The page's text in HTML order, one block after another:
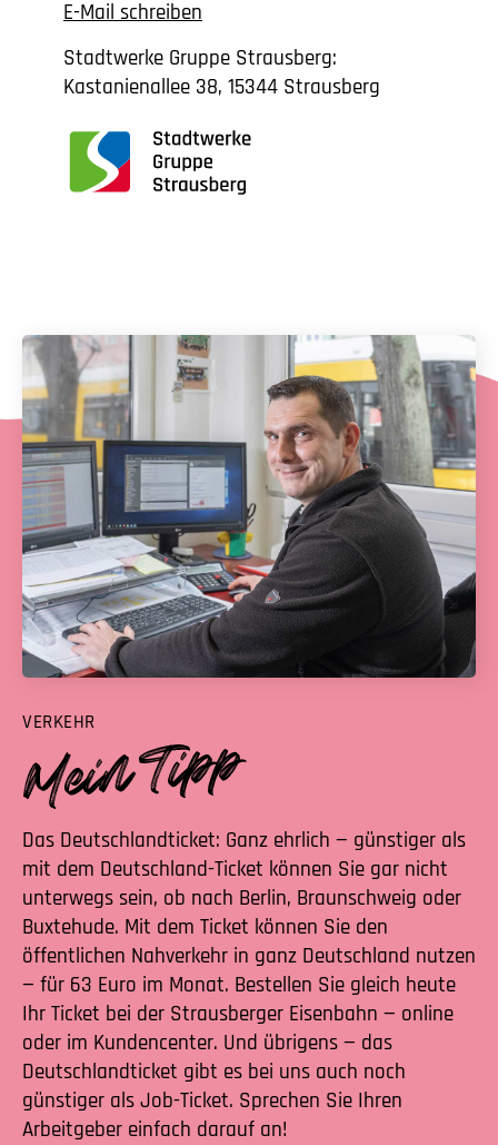
E-Mail schreiben
Stadtwerke Gruppe Strausberg:
Kastanienallee 38, 15344 Strausberg
VERKEHR
Das Deutschlandticket: Ganz ehrlich — günstiger als
mit dem Deutschland-Ticket können Sie gar nicht
unterwegs sein, ob nach Berlin, Braunschweig oder
Buxtehude. Mit dem Ticket können Sie den
öffentlichen Nahverkehr in ganz Deutschland nutzen
— für 63 Euro im Monat. Bestellen Sie gleich heute
Ihr Ticket bei der Strausberger Eisenbahn — online
oder im Kundencenter. Und übrigens — das
Deutschlandticket gibt es bei uns auch noch
günstiger als Job-Ticket. Sprechen Sie Ihren
Arbeitgeber einfach darauf an!